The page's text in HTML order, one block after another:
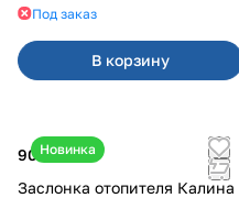
Под заказ
В корзину
Новинка
900 ₽
Заслонка отопителя Калина